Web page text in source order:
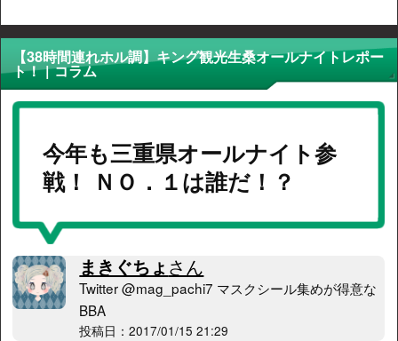
【38時間連れホル調】キング観光生桑オールナイトレポー
ト！ | コラム
今年も三重県オールナイト参
戦！ ＮＯ．１は誰だ！？
まきぐちょさん
Twitter @mag_pachi7 マスクシール集めが得意な
BBA
投稿日：2017/01/15 21:29